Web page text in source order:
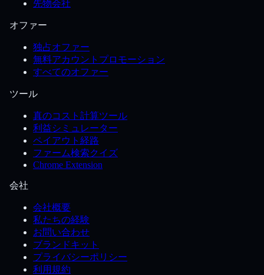
先物会社
オファー
独占オファー
無料アカウントプロモーション
すべてのオファー
ツール
真のコスト計算ツール
利益シミュレーター
ペイアウト経路
ファーム検索クイズ
Chrome Extension
会社
会社概要
私たちの経験
お問い合わせ
ブランドキット
プライバシーポリシー
利用規約